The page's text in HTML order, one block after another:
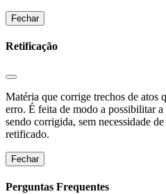
Fechar
Retificação
Matéria que corrige trechos de atos
erro. É feita de modo a possibilitar
sendo corrigida, sem necessidade
retificado.
Fechar
Perguntas Frequentes